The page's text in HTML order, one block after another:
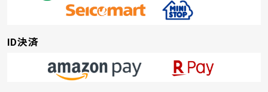
ID決済